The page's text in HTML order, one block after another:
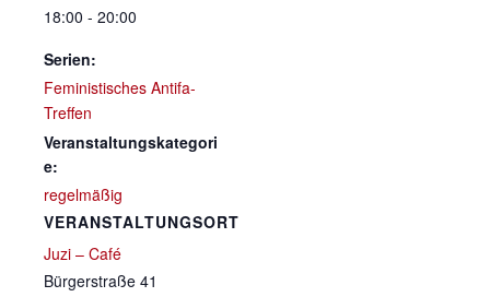
18:00 - 20:00
Serien:
Feministisches Antifa-
Treffen
Veranstaltungskategori
e:
regelmäßig
VERANSTALTUNGSORT
Juzi – Café
Bürgerstraße 41